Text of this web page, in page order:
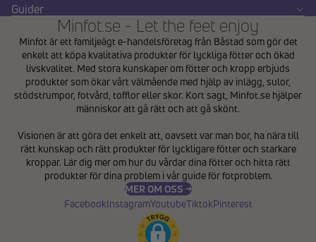
Guider
Minfot.se - Let the feet enjoy
Minfot är ett familjeägt e-handelsföretag från Båstad som gör det
enkelt att köpa kvalitativa produkter för lyckliga fötter och ökad
livskvalitet. Med stora kunskaper om fötter och kropp erbjuds
produkter som ökar vårt välmående med hjälp av inlägg, sulor,
stödstrumpor, fotvård, tofflor eller skor. Kort sagt, Minfot.se hjälper
människor att gå rätt och att gå skönt.
Visionen är att göra det enkelt att, oavsett var man bor, ha nära till
rätt kunskap och rätt produkter för lyckligare fötter och starkare
kroppar. Lär dig mer om hur du vårdar dina fötter och hitta rätt
produkter för dina problem i vårguide för fotproblem.
MER OM OSS →
FacebookInstagramYoutubeTiktokPinterest
Återbetalningspolicy
Användarvillkor
Fraktpolicy
Kontaktinformation
Avbeställningspolicy
Rättsligt meddelande